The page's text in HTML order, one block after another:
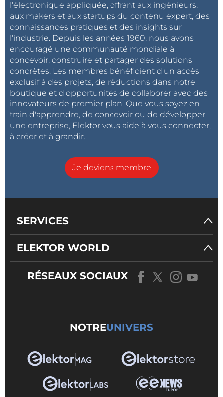
l'électronique appliquée, offrant aux ingénieurs,
aux makers et aux startups du contenu expert, des
connaissances pratiques et des insights sur
l'industrie. Depuis les années 1960, nous avons
encouragé une communauté mondiale à
concevoir, construire et partager des solutions
concrètes. Les membres bénéficient d'un accès
exclusif à des projets, de réductions dans notre
boutique et d'opportunités de collaborer avec des
innovateurs de premier plan. Que vous soyez en
train d'apprendre, de concevoir ou de développer
une entreprise, Elektor vous aide à vous connecter,
à créer et à grandir.
Je deviens membre
SERVICES
ELEKTOR WORLD
RÉSEAUX SOCIAUX
NOTREUNIVERS